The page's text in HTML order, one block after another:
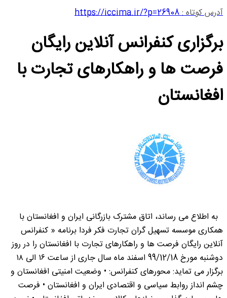
آدرس کوتاه :https://iccima.ir/?p=26908
برگزاری کنفرانس آنلاین رایگان
فرصت ها و راهکارهای تجارت با
افغانستان
به اطلاع می رساند، اتاق مشترک بازرگانی ایران و افغانستان با
همکاری موسسه تسهیل گران تجارت فکر فردا برنامه « کنفرانس
آنلاین رایگان فرصت ها و راهکارهای تجارت با افغانستان را در روز
دوشنبه مورخ 99/12/18 اسفند ماه سال جاری از ساعت ۱۶ الی ۱۸
برگزار می تماید: محورهای کنفرانس: • وضعیت امنیتی افغانستان و
چشم انداز روابط سیاسی و اقتصادی ایران و افغانستان • فرصت